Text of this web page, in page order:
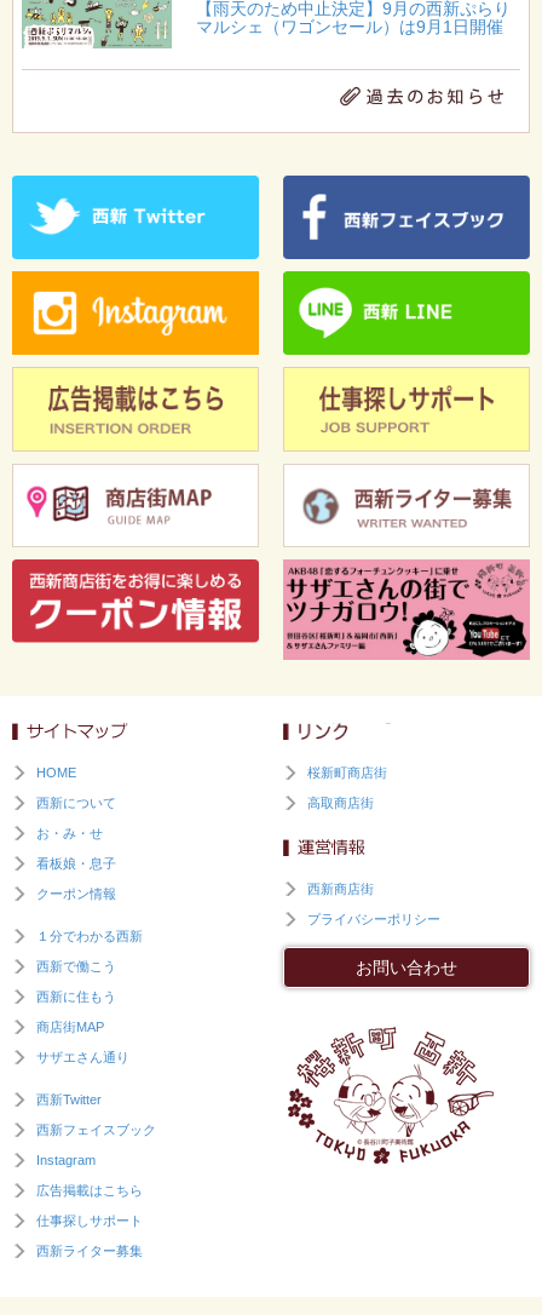
【雨天のため中止決定】9月の西新ぷらり
マルシェ（ワゴンセール）は9月1日開催
HOME
西新について
お・み・せ
看板娘・息子
クーポン情報
１分でわかる西新
西新で働こう
西新に住もう
商店街MAP
サザエさん通り
西新Twitter
西新フェイスブック
Instagram
広告掲載はこちら
仕事探しサポート
西新ライター募集
桜新町商店街
高取商店街
西新商店街
プライバシーポリシー
お問い合わせ